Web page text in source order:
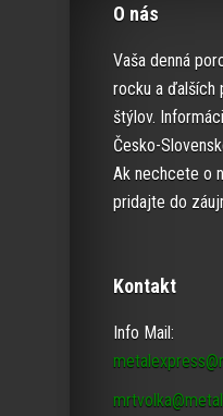
O nás
Vaša denná
rocku a ďalších
štýlov.
Česko-
Ak nechcete o
pridajte do
Kontakt
Info Mail: